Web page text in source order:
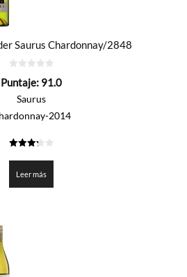
Saurus Chardonnay/2848
de
Puntaje: 91.0
Saurus
2014
de 5
Leer más